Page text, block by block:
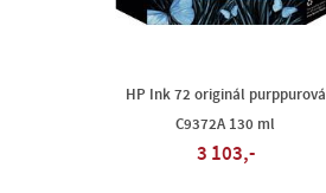
HP Ink 72 originál purppurová
C9372A 130 ml
3 103,-